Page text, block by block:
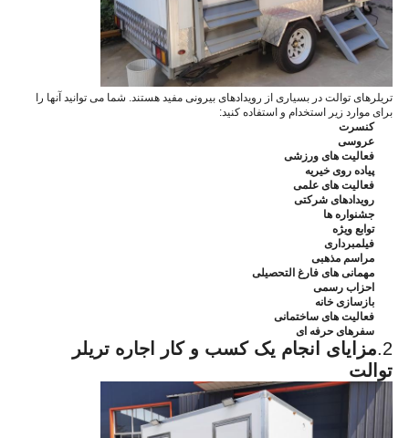
تریلرهای توالت در بسیاری از رویدادهای بیرونی مفید هستند. شما می توانید آنها را
برای موارد زیر استخدام و استفاده کنید:
کنسرت
عروسی
فعالیت های ورزشی
پیاده روی خیریه
فعالیت های علمی
رویدادهای شرکتی
جشنواره ها
توابع ویژه
فیلمبرداری
مراسم مذهبی
مهمانی های فارغ التحصیلی
احزاب رسمی
بازسازی خانه
فعالیت های ساختمانی
سفرهای حرفه ای
2. مزایای انجام یک کسب و کار اجاره تریلر
توالت